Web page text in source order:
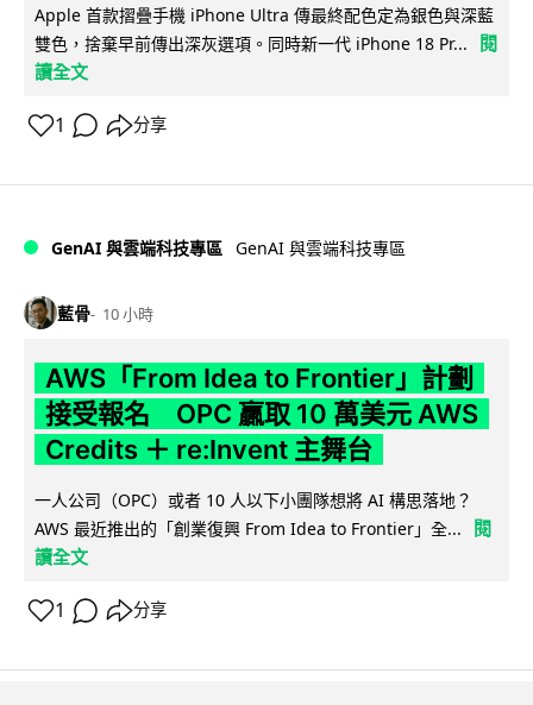
Apple 首款摺疊手機 iPhone Ultra 傳最終配色定為銀色與深藍
雙色，捨棄早前傳出深灰選項。同時新一代 iPhone 18 Pr...
閱
讀全文
1 分享
GenAI 與雲端科技專區 GenAI 與雲端科技專區
藍骨 10 小時
AWS「From Idea to Frontier」計劃
接受報名 OPC 贏取 10 萬美元 AWS
Credits ＋ re:Invent 主舞台
一人公司（OPC）或者 10 人以下小團隊想將 AI 構思落地？
AWS 最近推出的「創業復興 From Idea to Frontier」全...
閱
讀全文
1 分享